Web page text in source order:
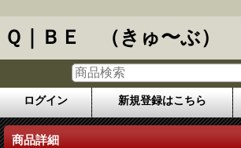
Ｑ｜ＢＥ （きゅ〜ぶ）
ログイン 新規登録はこちら
商品詳細